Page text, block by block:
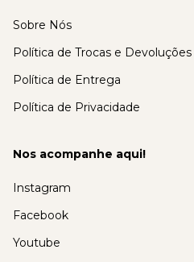
Sobre Nós
Política de Trocas e Devoluções
Política de Entrega
Política de Privacidade
Nos acompanhe aqui!
Instagram
Facebook
Youtube